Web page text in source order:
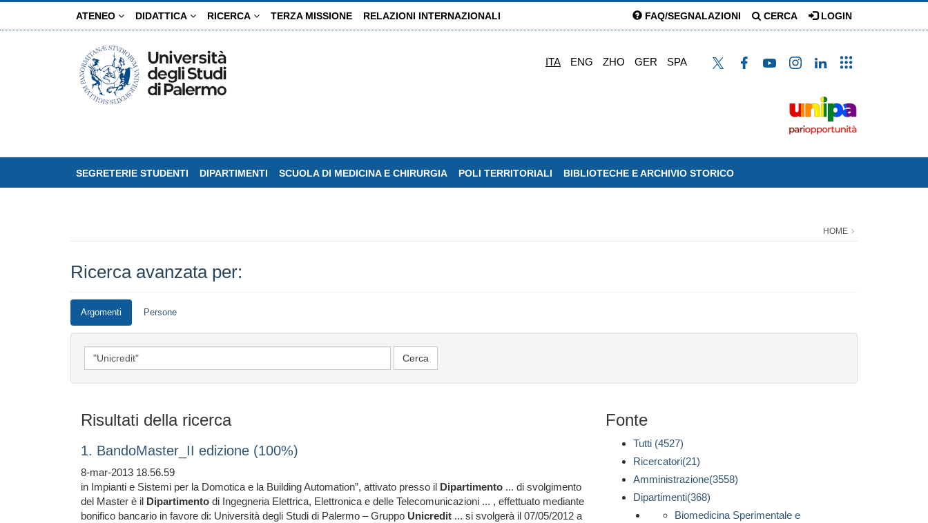
ATENEO DIDATTICA RICERCA TERZA MISSIONE RELAZIONI INTERNAZIONALI FAQ/SEGNALAZIONI CERCA LOGIN
ITA ENG ZHO GER SPA
SEGRETERIE STUDENTI DIPARTIMENTI SCUOLA DI MEDICINA E CHIRURGIA POLI TERRITORIALI BIBLIOTECHE E ARCHIVIO STORICO
HOME
Ricerca avanzata per:
Argomenti Persone
Risultati della ricerca
1. BandoMaster_II edizione (100%)
8-mar-2013 18.56.59
in Impianti e Sistemi per la Domotica e la Building Automation”, attivato presso il Dipartimento ... di svolgimento
del Master è il Dipartimento di Ingegneria Elettrica, Elettronica e delle Telecomunicazioni ... , effettuato mediante
bonifico bancario in favore di: Università degli Studi di Palermo – Gruppo Unicredit ... si svolgerà il 07/05/2012 a
Fonte
Tutti (4527)
Ricercatori(21)
Amministrazione(3558)
Dipartimenti(368)
Biomedicina Sperimentale e